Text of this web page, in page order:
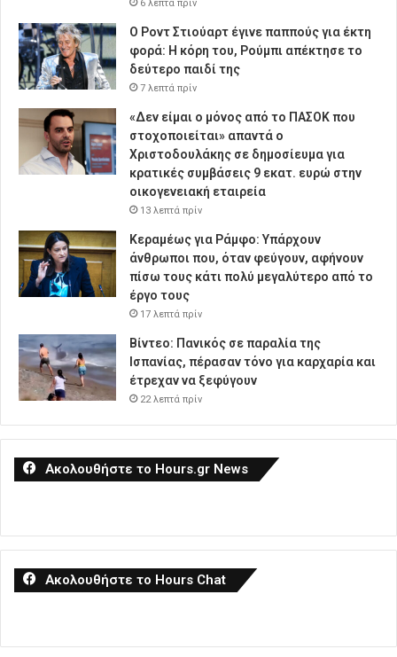
6 λεπτά πρίν
Ο Ροντ Στιούαρτ έγινε παππούς για έκτη
φορά: Η κόρη του, Ρούμπι απέκτησε το
δεύτερο παιδί της
7 λεπτά πρίν
«Δεν είμαι ο μόνος από το ΠΑΣΟΚ που
στοχοποιείται» απαντά ο
Χριστοδουλάκης σε δημοσίευμα για
κρατικές συμβάσεις 9 εκατ. ευρώ στην
οικογενειακή εταιρεία
13 λεπτά πρίν
Κεραμέως για Ράμφο: Υπάρχουν
άνθρωποι που, όταν φεύγουν, αφήνουν
πίσω τους κάτι πολύ μεγαλύτερο από το
έργο τους
17 λεπτά πρίν
Βίντεο: Πανικός σε παραλία της
Ισπανίας, πέρασαν τόνο για καρχαρία και
έτρεχαν να ξεφύγουν
22 λεπτά πρίν
Ακολουθήστε το Hours.gr News
Ακολουθήστε το Hours Chat